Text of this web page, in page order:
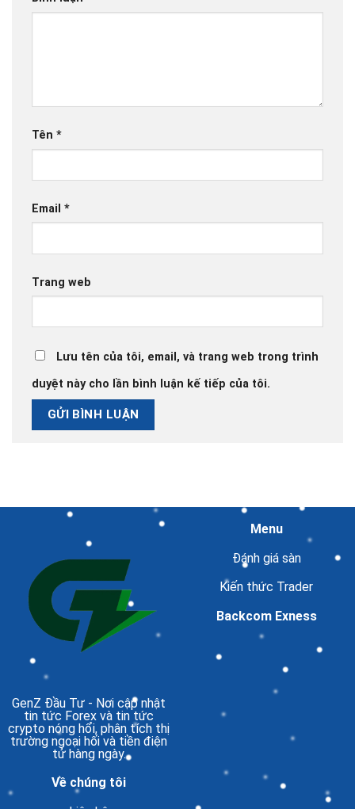
Tên *
Email *
Trang web
Lưu tên của tôi, email, và trang web trong trình
duyệt này cho lần bình luận kế tiếp của tôi.
GenZ Đầu Tư - Nơi cập nhật
tin tức Forex và tin tức
crypto nóng hổi, phân tích thị
trường ngoại hối và tiền điện
tử hàng ngày.
Menu
Đánh giá sàn
Kiến thức Trader
Backcom Exness
Về chúng tôi